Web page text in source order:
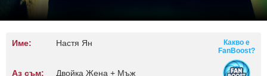
Име: Настя Ян
Аз съм: Двойка Жена + Мъж
Какво е
FanBoost?